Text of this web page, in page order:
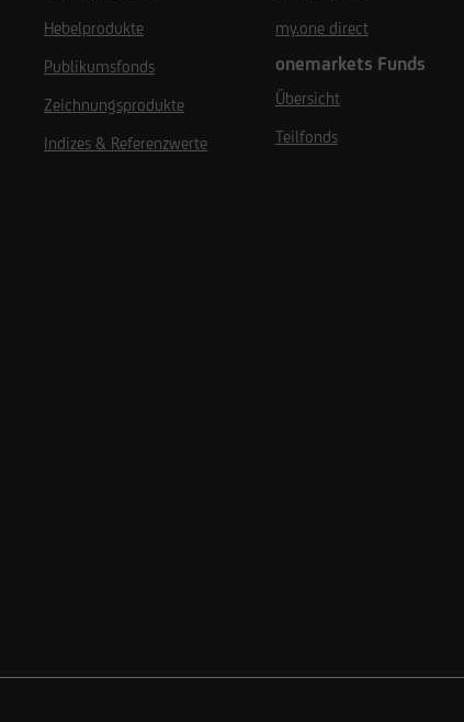
Hebelprodukte
Publikumsfonds
Zeichnungsprodukte
Indizes & Referenzwerte
my.one direct
onemarkets Funds
Übersicht
Teilfonds